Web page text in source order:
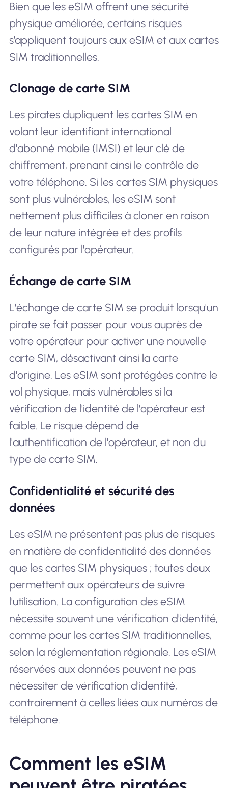
Bien que les eSIM offrent une sécurité
physique améliorée, certains risques
s’appliquent toujours aux eSIM et aux cartes
SIM traditionnelles.
Clonage de carte SIM
Les pirates dupliquent les cartes SIM en
volant leur identifiant international
d'abonné mobile (IMSI) et leur clé de
chiffrement, prenant ainsi le contrôle de
votre téléphone. Si les cartes SIM physiques
sont plus vulnérables, les eSIM sont
nettement plus difficiles à cloner en raison
de leur nature intégrée et des profils
configurés par l'opérateur.
Échange de carte SIM
L'échange de carte SIM se produit lorsqu'un
pirate se fait passer pour vous auprès de
votre opérateur pour activer une nouvelle
carte SIM, désactivant ainsi la carte
d'origine. Les eSIM sont protégées contre le
vol physique, mais vulnérables si la
vérification de l'identité de l'opérateur est
faible. Le risque dépend de
l'authentification de l'opérateur, et non du
type de carte SIM.
Confidentialité et sécurité des
données
Les eSIM ne présentent pas plus de risques
en matière de confidentialité des données
que les cartes SIM physiques ; toutes deux
permettent aux opérateurs de suivre
l'utilisation. La configuration des eSIM
nécessite souvent une vérification d'identité,
comme pour les cartes SIM traditionnelles,
selon la réglementation régionale. Les eSIM
réservées aux données peuvent ne pas
nécessiter de vérification d'identité,
contrairement à celles liées aux numéros de
téléphone.
Comment les eSIM